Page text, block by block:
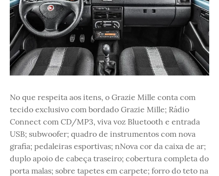
No que respeita aos itens, o Grazie Mille conta com
tecido exclusivo com bordado Grazie Mille; Rádio
Connect com CD/MP3, viva voz Bluetooth e entrada
USB; subwoofer; quadro de instrumentos com nova
grafia; pedaleiras esportivas; nNova cor da caixa de ar;
duplo apoio de cabeça traseiro; cobertura completa do
porta malas; sobre tapetes em carpete; forro do teto na